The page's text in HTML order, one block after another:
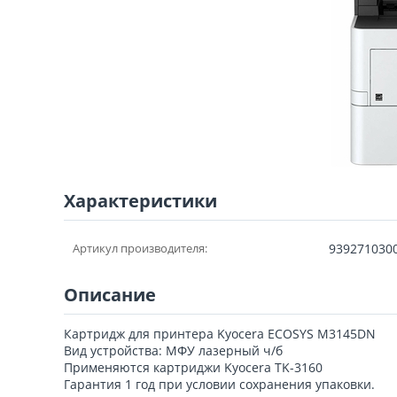
Характеристики
Артикул производителя:
Описание
Картридж для принтера Kyocera ECOSYS M3145DN
Вид устройства: МФУ лазерный ч/б
Применяются картриджи Kyocera TK-3160
Гарантия 1 год при условии сохранения упаковки.